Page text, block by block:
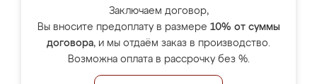
Заключаем договор,
Вы вносите предоплату в размере 10% от суммы
договора, и мы отдаём заказ в производство.
Возможна оплата в рассрочку без %.